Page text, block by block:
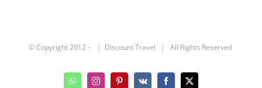
© Copyright 2012 - | Discount Travel | All Rights Reserved
WhatsAppInstagramPinterest
Vk Facebook
X